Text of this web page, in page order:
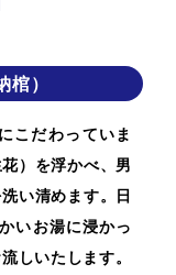
）
こだわっていま
）を浮かべ、男
い清めます。日
いお湯に浸かっ
しいたします。